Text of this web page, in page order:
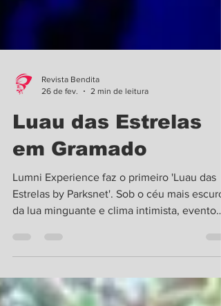
2 min de leitura
Luau das Estrelas
em Gramado
Lumni Experience faz o primeiro 'Luau das
Estrelas by Parksnet'. Sob o céu mais escuro
parque imersivo de luzes em Gramado, na
Serra Gaúcha, realiza o seu primeiro Luau